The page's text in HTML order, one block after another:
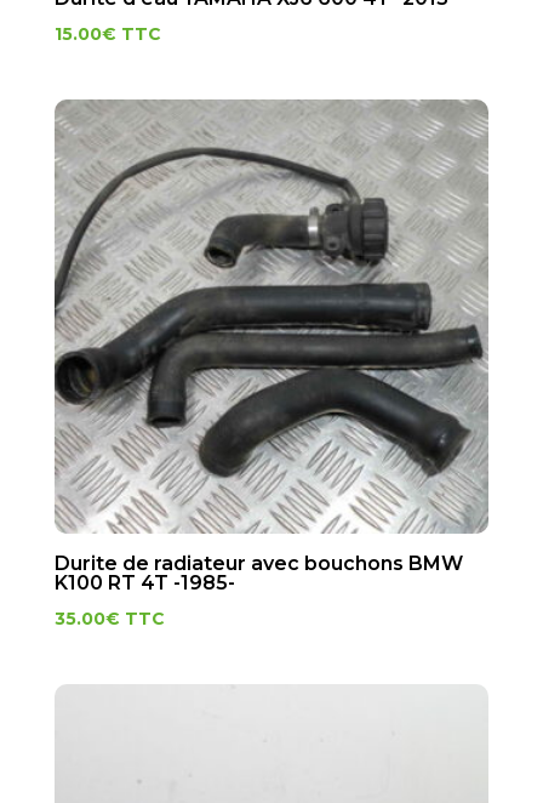
15.00€ TTC
Durite de radiateur avec bouchons BMW
K100 RT 4T -1985-
35.00€ TTC